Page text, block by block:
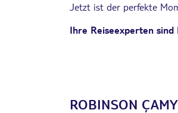
Jetzt ist der perfekte
Ihre Reiseexperten
ROBINSON Ç